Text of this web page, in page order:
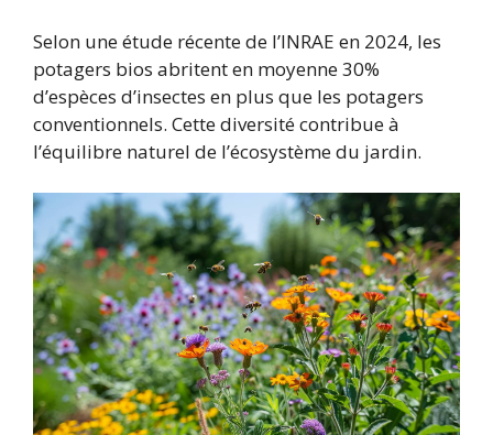
Selon une étude récente de l’INRAE en 2024, les
potagers bios abritent en moyenne 30%
d’espèces d’insectes en plus que les potagers
conventionnels. Cette diversité contribue à
l’équilibre naturel de l’écosystème du jardin.